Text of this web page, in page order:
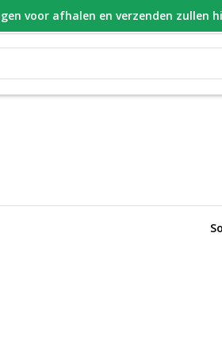
VERZONDEN GESPECIALISEERD
voor afhalen en verzenden zullen